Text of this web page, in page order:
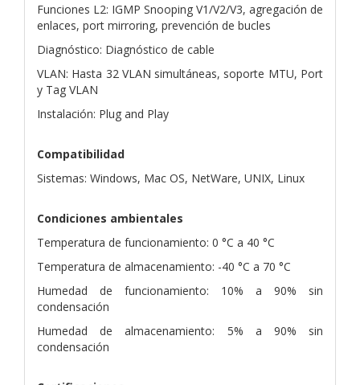
Funciones L2: IGMP Snooping V1/V2/V3, agregación de
enlaces, port mirroring, prevención de bucles
Diagnóstico: Diagnóstico de cable
VLAN: Hasta 32 VLAN simultáneas, soporte MTU, Port
y Tag VLAN
Instalación: Plug and Play
Compatibilidad
Sistemas: Windows, Mac OS, NetWare, UNIX, Linux
Condiciones ambientales
Temperatura de funcionamiento: 0 °C a 40 °C
Temperatura de almacenamiento: -40 °C a 70 °C
Humedad de funcionamiento: 10% a 90% sin
condensación
Humedad de almacenamiento: 5% a 90% sin
condensación